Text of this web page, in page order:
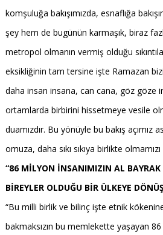
komşuluğa bakışımızda, esnaflığa
şey hem de bugünün karmaşık, biraz
metropol olmanın vermiş olduğu
eksikliğinin tam tersine işte Ramazan
daha insan insana, can cana, göz göze
ortamlarda birbirini hissetmeye vesile
duamızdır. Bu yönüyle bu bakış açımız
omuza, daha sıkı sıkıya birlikte
“86 MİLYON İNSANIMIZIN AL
BİREYLER OLDUĞU BİR ÜLKEYE
“Bu milli birlik ve bilinç işte etnik
bakmaksızın bu memlekette yaşayan 86